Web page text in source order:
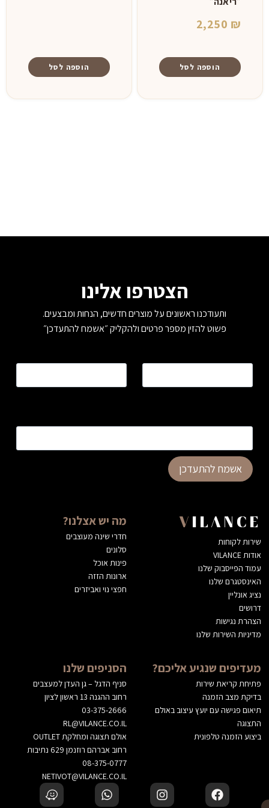
2,250 ₪
הוספה לסל הוספה לסל
הצטרפו אלינו
ותעודכנו ראשונים על מוצרים חדשים, הנחות ומבצעים.
פשוט להזין מספר פרטים ולהקליק ״אשמח להתעדכן״
אשמח להתעדכן
VILANCE
שירות לקוחות
אודות VILANCE
עמוד הפייסבוק שלנו
האינסטגרם שלנו
נציג אונליין
דרושים
הצהרת נגישות
מדיניות השירות שלנו
מה יש אצלנו?
חדרי שינה מעוצבים
סלונים
פינות אוכל
ארונות הזזה
חפצי נוי ואביזרים
מעדיפים שנגיע אליכם?
פתיחת קריאת שירות
בדיקת מצב הזמנה
תיאום פגישה עם יועץ עיצוב באולם
התצוגה
ביצוע הזמנה טלפונית
הסניפים שלנו
סניף הדגל – גן העדן למעצבים
רחוב ההגנה 13 ראשון לציון
03-375-2666
RL@VILANCE.CO.IL
אולם תצוגה ומחלקת OUTLET
רחוב אברהם רוזנמן 629 נתיבות
08-375-0777
NETIVOT@VILANCE.CO.IL